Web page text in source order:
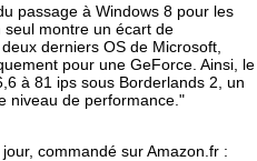
passage à Windows 8 pour les
seul montre un écart de
derniers OS de Microsoft,
pour une GeForce. Ainsi, le
à 81 ips sous Borderlands 2, un
niveau de performance."
commandé sur Amazon.fr :